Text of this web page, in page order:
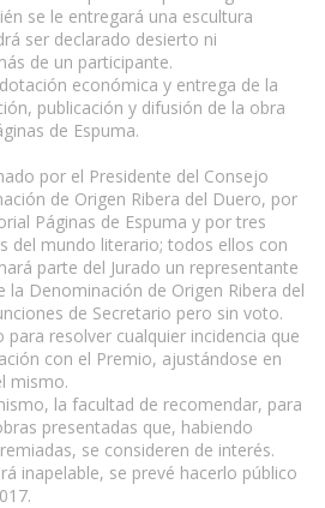
se le entregará una escultura
ser declarado desierto ni
de un participante.
económica y entrega de la
publicación y difusión de la obra
de Espuma.
por el Presidente del Consejo
de Origen Ribera del Duero, por
Páginas de Espuma y por tres
del mundo literario; todos ellos con
parte del Jurado un representante
la Denominación de Origen Ribera del
de Secretario pero sin voto.
para resolver cualquier incidencia que
con el Premio, ajustándose en
mismo.
la facultad de recomendar, para
presentadas que, habiendo
se consideren de interés.
inapelable, se prevé hacerlo público